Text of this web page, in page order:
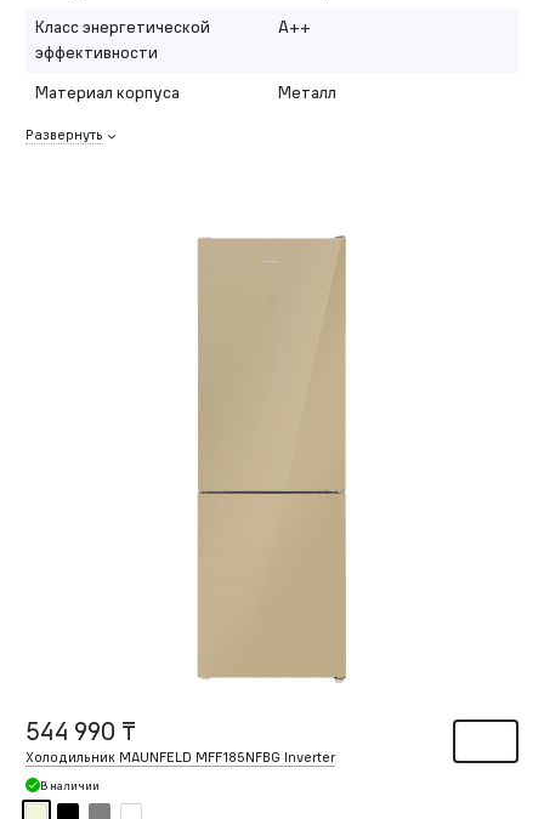
Класс энергетической
эффективности
A++
Материал корпуса Металл
Развернуть
544 990 ₸
Холодильник MAUNFELD MFF185NFBG Inverter
В наличии